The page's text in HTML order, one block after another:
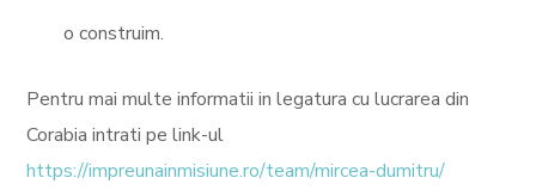
o construim.
Pentru mai multe informatii in legatura cu lucrarea din
Corabia intrati pe link-ul
https://impreunainmisiune.ro/team/mircea-dumitru/